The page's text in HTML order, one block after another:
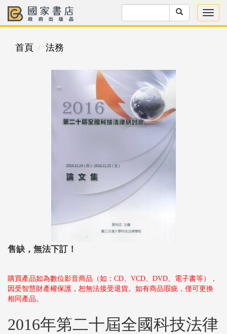
首頁 法務
售缺，無法下訂！
購買產品如為數位影音商品（如：CD、VCD、DVD、電子書等），
因受智慧財產權保護，恕無法接受退貨。如有商品瑕疵，僅可更換
相同產品。
2016年第二十屆全國科技法律